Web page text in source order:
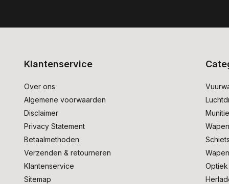
Klantenservice
Over ons
Algemene voorwaarden
Disclaimer
Privacy Statement
Betaalmethoden
Verzenden & retourneren
Klantenservice
Sitemap
Munitie
Optiek